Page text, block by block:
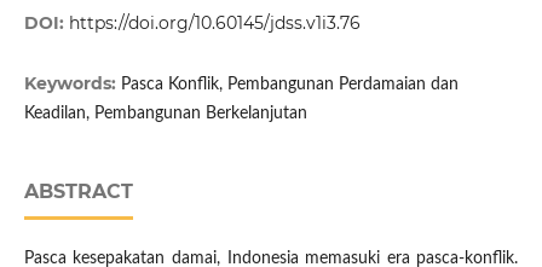
DOI: https://doi.org/10.60145/jdss.v1i3.76
Keywords: Pasca Konflik, Pembangunan Perdamaian dan
Keadilan, Pembangunan Berkelanjutan
ABSTRACT
Pasca kesepakatan damai, Indonesia memasuki era pasca-konflik.